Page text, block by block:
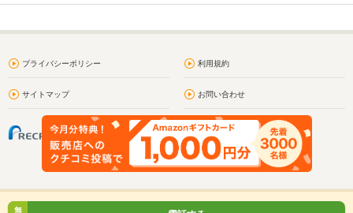
プライバシーポリシー 利用規約
サイトマップ お問い合わせ
無